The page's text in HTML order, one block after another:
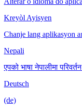
Kreyòl Ayisyen
Chanje lang aplikasyon
Nepali
एपको भाषा नेपालीमा
Deutsch
(de)